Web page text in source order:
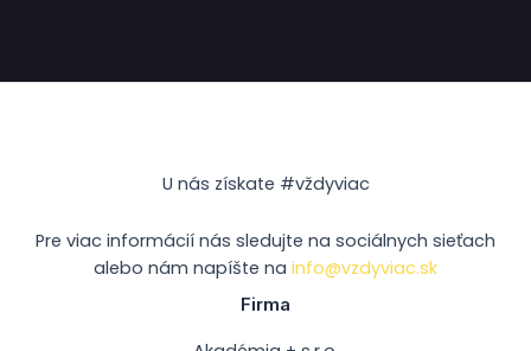
U nás získate #vždyviac
Pre viac informácií nás sledujte na sociálnych sieťach
alebo nám napíšte na info@vzdyviac.sk
Firma